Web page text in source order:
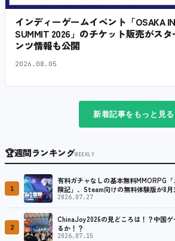
インディーゲームイベント「OSAKA
SUMMIT 2026」のチケット販売がス
ンツ情報も公開
2026.08.05
新着記事をもっと見る
🏆週間ランキングWEEKLY
1
有料ガチャなしの基本無料MMORPG
険記」、Steam向けの無料体験版が8
2026.07.27
2
ChinaJoy2026の見どころは！？中国
るか！？
2026.07.15